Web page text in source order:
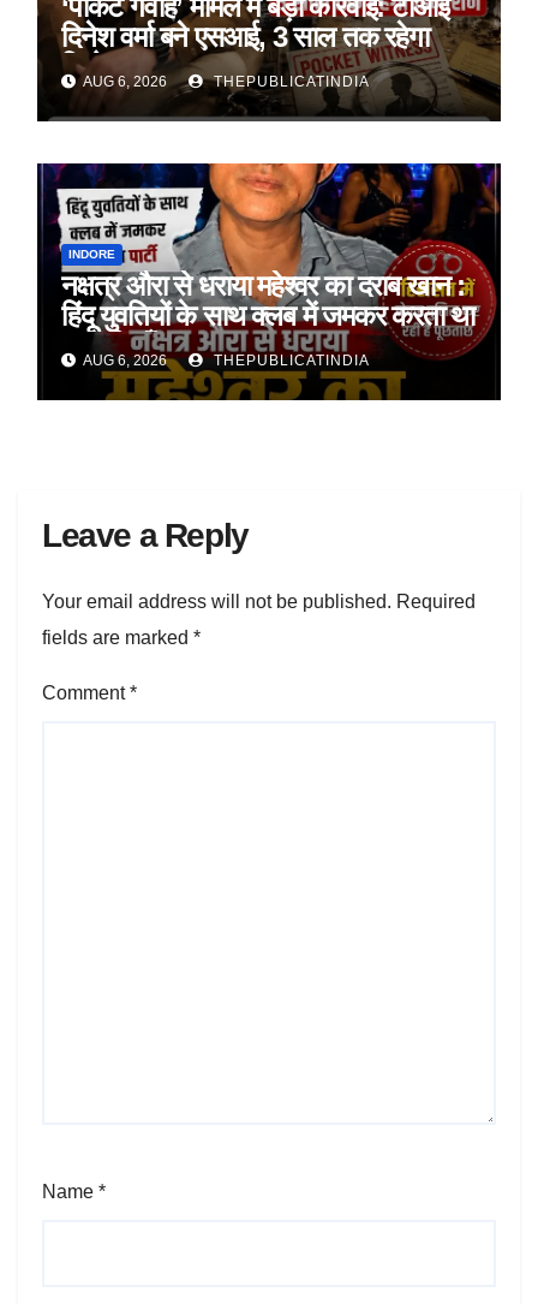
‘पॉकेट गवाह’ मामले में बड़ी कार्रवाई: टीआई
दिनेश वर्मा बने एसआई, 3 साल तक रहेगा
डिमोशन
AUG 6, 2026 THEPUBLICATINDIA
INDORE
नक्षत्र औरा से धराया महेश्वर का दराब खान :
हिंदू युवतियों के साथ क्लब में जमकर करता था
अय्याशियाँ
AUG 6, 2026 THEPUBLICATINDIA
Leave a Reply
Your email address will not be published. Required
fields are marked *
Comment*
Name *